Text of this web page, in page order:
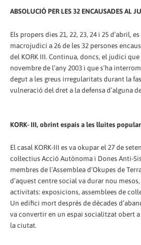
ABSOLUCIÓ PER LES 32 ENCAUSADES AL
Els propers dies 21, 22, 23, 24 i 25 d’abril,
macrojudici a 26 de les 32 persones
del KORK III. Continua, doncs, el judici
novembre de l’any 2003 i que s’ha
degut a les greus irregularitats durant la
vulneració del dret a la defensa d’alguna
KORK- III, obrint espais a les lluites
El casal KORK-III es va okupar el 27 de
col·lectius Acció Autònoma i Dones Anti-
membres de l’Assemblea d’Okupes de
d’aquest centre social va durar nou
activitats: exposicions, assemblees de
Un edifici mort després de dècades
va convertir en un espai socialitzat obert a
la ciutat.